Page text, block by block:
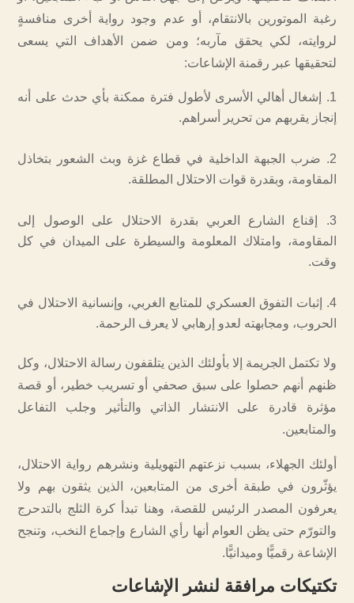
رغبة الموتورين بالانتقام، أو عدم وجود رواية أخرى منافسةٍ
لروايته، لكي يحقق مآربه؛ ومن ضمن الأهداف التي يسعى
لتحقيقها عبر رقمنة الإشاعات:
إشغال أهالي الأسرى لأطول فترة ممكنة بأي حدث على أنه
إنجاز يقربهم من تحرير أسراهم.
ضرب الجبهة الداخلية في قطاع غزة وبث الشعور بتخاذل
المقاومة، وبقدرة قوات الاحتلال المطلقة.
إقناع الشارع العربي بقدرة الاحتلال على الوصول إلى
المقاومة، وامتلاك المعلومة والسيطرة على الميدان في كل
وقت.
إثبات التفوق العسكري للمتابع الغربي، وإنسانية الاحتلال في
الحروب، ومجابهته لعدو إرهابي لا يعرف الرحمة.
ولا تكتمل الجريمة إلا بأولئك الذين يتلقفون رسالة الاحتلال، وكل
ظنهم أنهم حصلوا على سبق صحفي أو تسريب خطير، أو قصة
مؤثرة قادرة على الانتشار الذاتي والتأثير وجلب التفاعل
والمتابعين.
أولئك الجهلاء، بسبب نزعتهم التهويلية ونشرهم رواية الاحتلال،
يؤثّرون في طبقة أخرى من المتابعين، الذين يثقون بهم ولا
يعرفون المصدر الرئيس للقصة، وهنا تبدأ كرة الثلج بالتدحرج
والتورّم حتى يظن العوام أنها رأي الشارع وإجماع النخب، وتنجح
الإشاعة رقميًّا وميدانيًّا.
تكتيكات مرافقة لنشر الإشاعات